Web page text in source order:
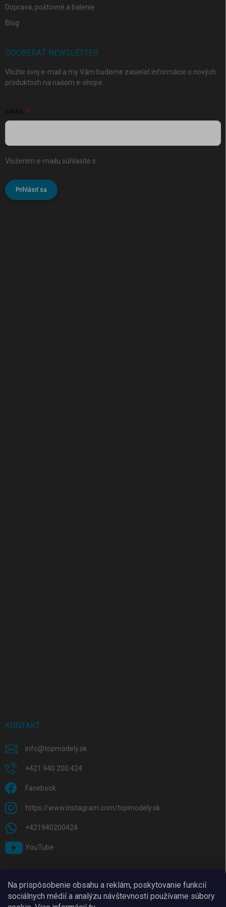
Na prispôsobenie obsahu a reklám, poskytovanie funkcií
sociálnych médií a analýzu návštevnosti používame súbory
Doprava, poštovné a balenie
Blog
ODOBERAŤ NEWSLETTER
Vložte svoj e-mail a my Vám budeme zasielať informácie o nových
produktoch na našom e-shope.
Vložením e-mailu súhlasíte s
Prihlásiť sa
KONTAKT
info@topmodely.sk
+421 940 200 424
Facebook
https://www.instagram.com/topmodely.sk
+421940200424
YouTube